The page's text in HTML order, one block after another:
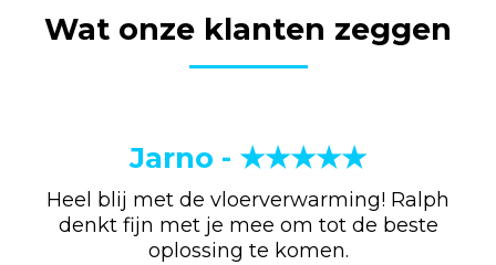
Wat onze klanten zeggen
Jarno - ★★★★★
Heel blij met de vloerverwarming! Ralph
denkt fijn met je mee om tot de beste
oplossing te komen.